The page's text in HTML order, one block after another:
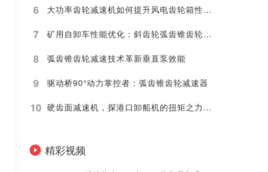
6 大功率齿轮减速机如何提升风电齿轮箱性能表现
7 矿用自卸车性能优化：斜齿轮弧齿锥齿轮减速机驱动新突破
8 弧齿锥齿轮减速技术革新垂直泵效能
9 驱动桥90°动力掌控者：弧齿锥齿轮减速器
10 硬齿面减速机，探港口卸船机的扭矩之力如何乘风破浪
精彩视频